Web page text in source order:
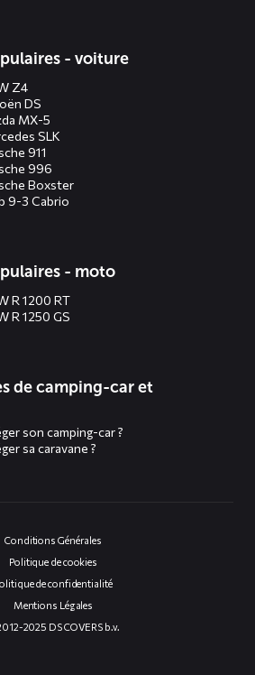
- voiture
Z4
DS
MX-5
SLK
911
996
Boxster
9-3 Cabrio
- moto
R 1200 RT
R 1250 GS
de camping-car et
son camping-car ?
sa caravane ?
Conditions Générales
Politique de cookies
de confidentialité
Mentions Légales
2025 DS COVERS b.v.